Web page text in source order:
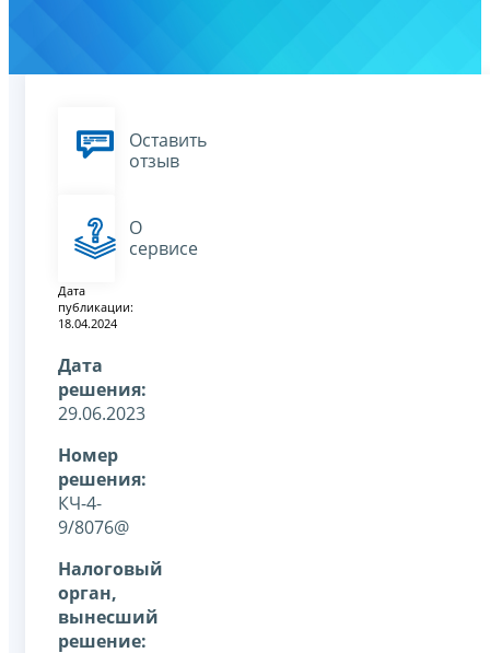
Оставить
отзыв
О
сервисе
Дата
публикации:
18.04.2024
Дата
решения:
29.06.2023
Номер
решения:
КЧ-4-
9/8076@
Налоговый
орган,
вынесший
решение: